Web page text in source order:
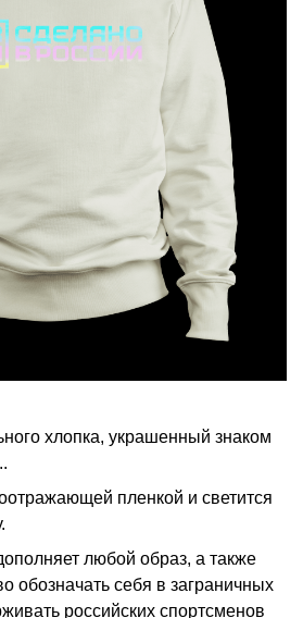
хлопка, украшенный знаком
пленкой и светится
любой образ, а также
обозначать себя в заграничных
российских спортсменов